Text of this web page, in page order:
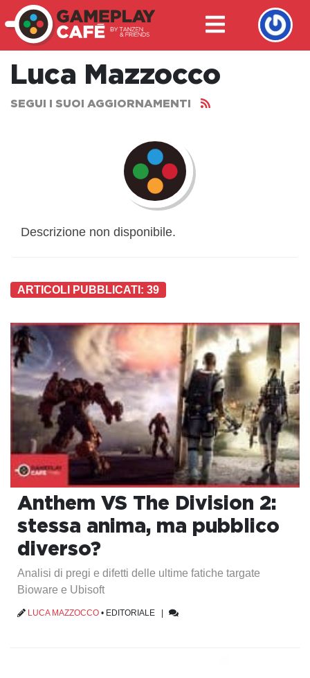
Luca Mazzocco
SEGUI I SUOI AGGIORNAMENTI
Descrizione non disponibile.
ARTICOLI PUBBLICATI: 39
Anthem VS The Division 2:
stessa anima, ma pubblico
diverso?
Analisi di pregi e difetti delle ultime fatiche targate
Bioware e Ubisoft
LUCA MAZZOCCO • EDITORIALE